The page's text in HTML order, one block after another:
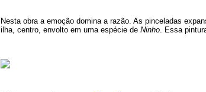
Nesta obra a emoção domina a razão. As pinceladas
ilha, centro, envolto em uma espécie de Ninho. Essa